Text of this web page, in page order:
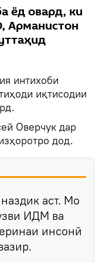
ёд овард, ки
Арманистон
интихоби
иқтисодии
Оверчук дар
дод.
аст. Мо
ИДМ ва
инсонӣ